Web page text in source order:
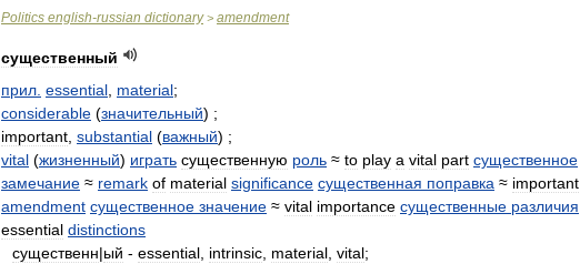
Politics english-russian dictionary> amendment
существенный
прил essential material;
considerable (значительный) ;
important substantial (важный) ;
vital (жизненный) играть существенную роль ≈ to play a vital part существенное
замечание ≈ remark of material significance существенная поправка ≈ important
amendment существенное значение ≈ vital importance существенные различия
essential distinctions
существенн|ый - essential intrinsic material vital;